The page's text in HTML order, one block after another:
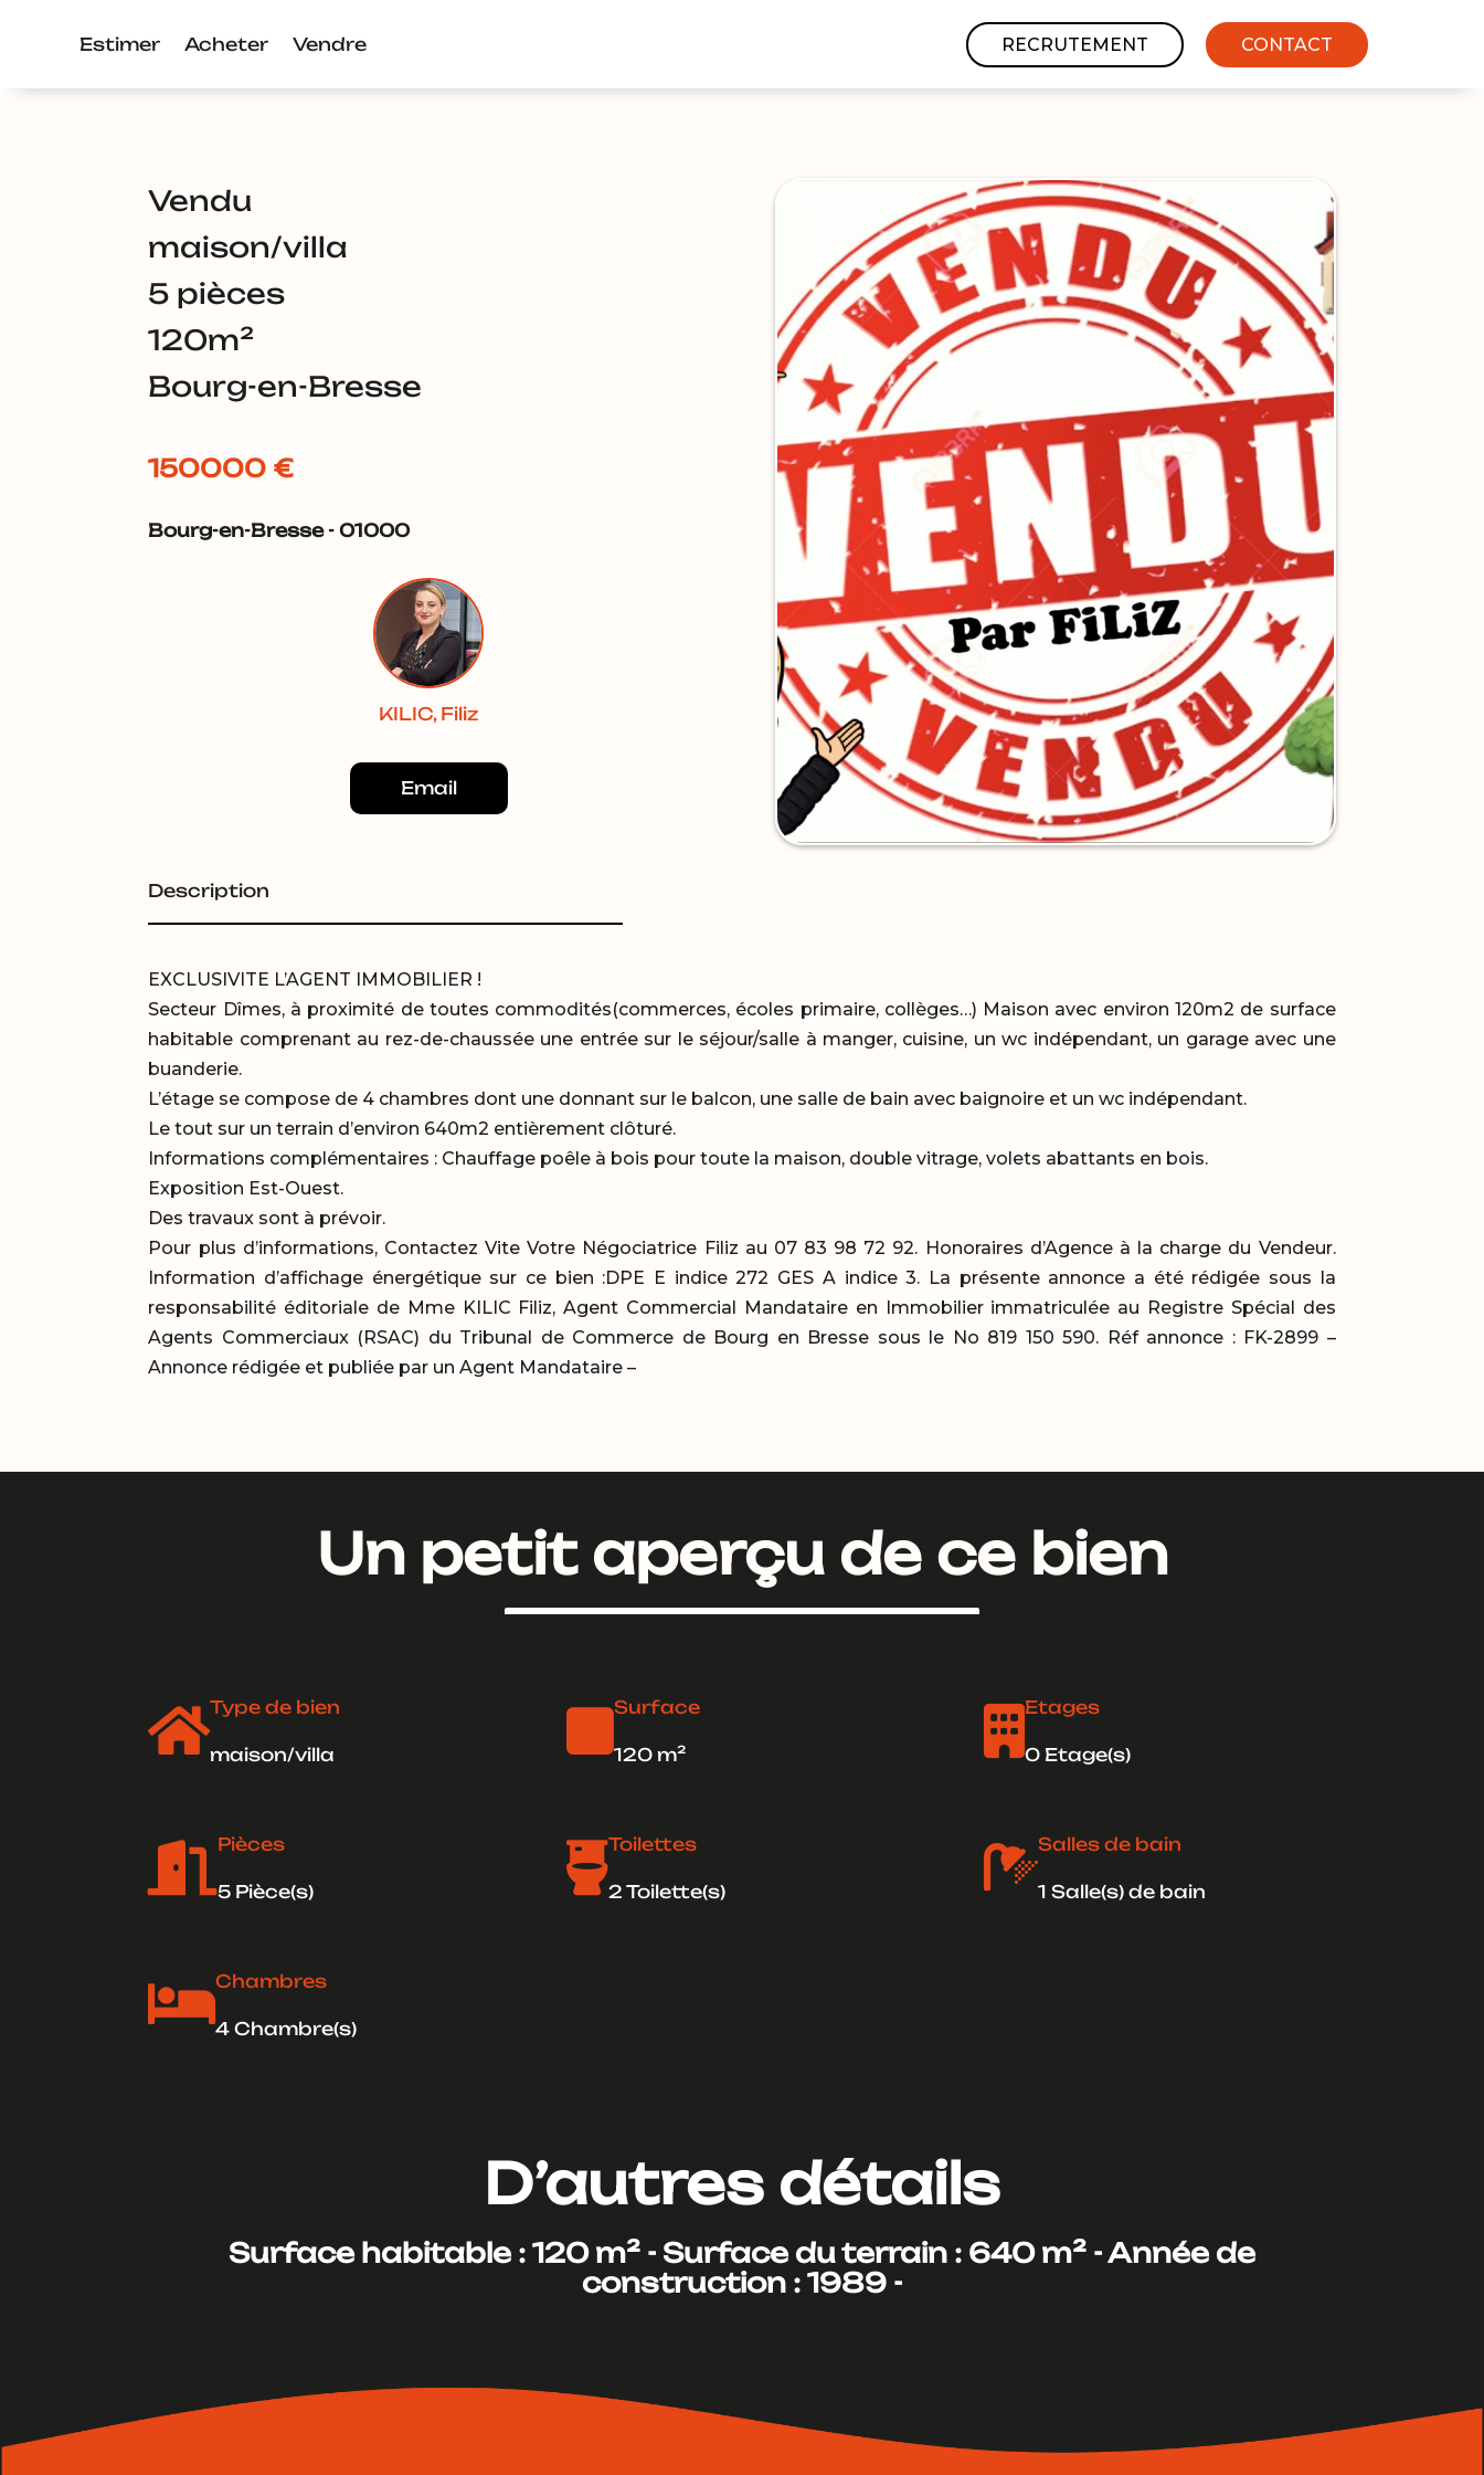
Estimer Acheter Vendre RECRUTEMENT CONTACT
Vendu
maison/villa
5 pièces
120m²
Bourg-en-Bresse
150000 €
Bourg-en-Bresse - 01000
KILIC, Filiz
Email
Description
EXCLUSIVITE L’AGENT IMMOBILIER !
Secteur Dîmes, à proximité de toutes commodités(commerces, écoles primaire, collèges…) Maison avec environ 120m2 de surface
habitable comprenant au rez-de-chaussée une entrée sur le séjour/salle à manger, cuisine, un wc indépendant, un garage avec une
buanderie.
L’étage se compose de 4 chambres dont une donnant sur le balcon, une salle de bain avec baignoire et un wc indépendant.
Le tout sur un terrain d’environ 640m2 entièrement clôturé.
Informations complémentaires : Chauffage poêle à bois pour toute la maison, double vitrage, volets abattants en bois.
Exposition Est-Ouest.
Des travaux sont à prévoir.
Pour plus d’informations, Contactez Vite Votre Négociatrice Filiz au 07 83 98 72 92. Honoraires d’Agence à la charge du Vendeur.
Information d’affichage énergétique sur ce bien :DPE E indice 272 GES A indice 3. La présente annonce a été rédigée sous la
responsabilité éditoriale de Mme KILIC Filiz, Agent Commercial Mandataire en Immobilier immatriculée au Registre Spécial des
Agents Commerciaux (RSAC) du Tribunal de Commerce de Bourg en Bresse sous le No 819 150 590. Réf annonce : FK-2899 –
Annonce rédigée et publiée par un Agent Mandataire –
Un petit aperçu de ce bien
Type de bien
maison/villa Surface
120 m²  Etages
0 Etage(s)
 Pièces
5 Pièce(s) Toilettes
2 Toilette(s) Salles de bain
1 Salle(s) de bain
Chambres
4 Chambre(s)
D’autres détails
Surface habitable : 120 m² - Surface du terrain : 640 m² -Année de
construction : 1989 -